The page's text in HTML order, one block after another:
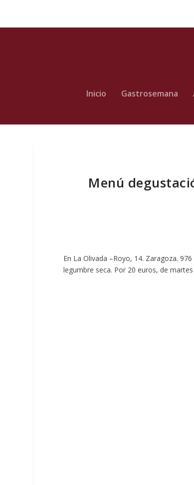
Inicio Gastrosemana
Menú
En La Olivada –Royo, 14. Zaragoza.
legumbre seca. Por 20 euros, de